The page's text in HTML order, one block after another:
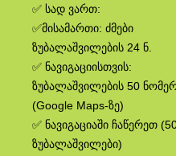
✅ სად ვართ:
✅მისამართი: ძმები
ზუბალაშვილების 24 ნ.
✅ ნავიგაციისთვის:
ზუბალაშვილების 50
(Google Maps-ზე)
✅ ნავიგაციაში ჩაწერეთ
ზუბალაშვილები)